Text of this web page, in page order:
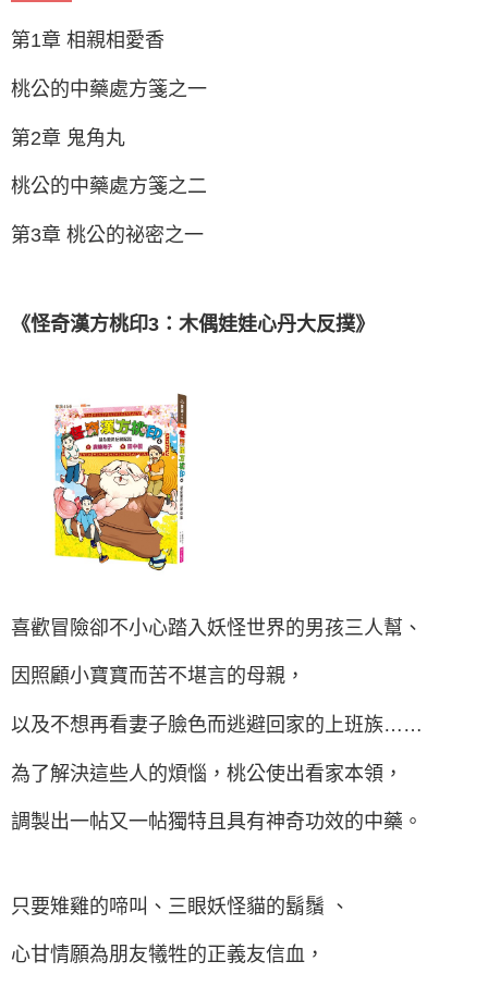
第1章 相親相愛香
桃公的中藥處方箋之一
第2章 鬼角丸
桃公的中藥處方箋之二
第3章 桃公的祕密之一
《怪奇漢方桃印3：木偶娃娃心丹大反撲》
喜歡冒險卻不小心踏入妖怪世界的男孩三人幫、
因照顧小寶寶而苦不堪言的母親，
以及不想再看妻子臉色而逃避回家的上班族……
為了解決這些人的煩惱，桃公使出看家本領，
調製出一帖又一帖獨特且具有神奇功效的中藥。
只要雉雞的啼叫、三眼妖怪貓的鬍鬚 、
心甘情願為朋友犧牲的正義友信血，